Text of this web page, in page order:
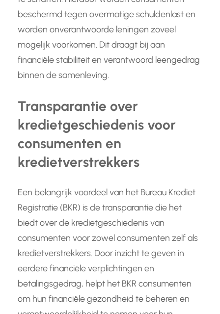
beschermd tegen overmatige schuldenlast en
worden onverantwoorde leningen zoveel
mogelijk voorkomen. Dit draagt bij aan
financiële stabiliteit en verantwoord leengedrag
binnen de samenleving.
Transparantie over
kredietgeschiedenis voor
consumenten en
kredietverstrekkers
Een belangrijk voordeel van het Bureau Krediet
Registratie (BKR) is de transparantie die het
biedt over de kredietgeschiedenis van
consumenten voor zowel consumenten zelf als
kredietverstrekkers. Door inzicht te geven in
eerdere financiële verplichtingen en
betalingsgedrag, helpt het BKR consumenten
om hun financiële gezondheid te beheren en